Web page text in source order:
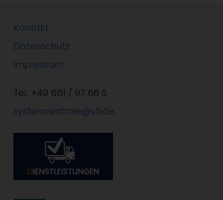
Kontakt
Datenschutz
Impressum
Tel.: +49 661 / 97 68 0
systemzentrale@vtl.de